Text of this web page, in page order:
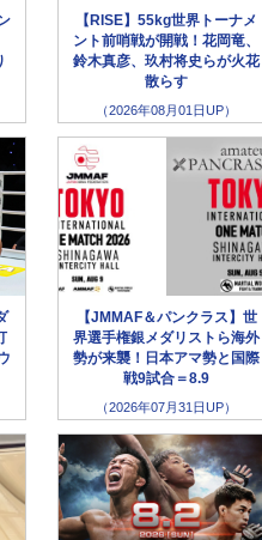
【RISE】55kg世界トーナメ
ント前哨戦が開戦！花岡竜、
鈴木真彦、玖村将史らが火花
散らす
（2026年08月01日UP）
【JMMAF＆パンクラス】世
界選手権銀メダリストら海外
勢が来襲！日本アマ勢と国際
戦9試合＝8.9
（2026年07月31日UP）